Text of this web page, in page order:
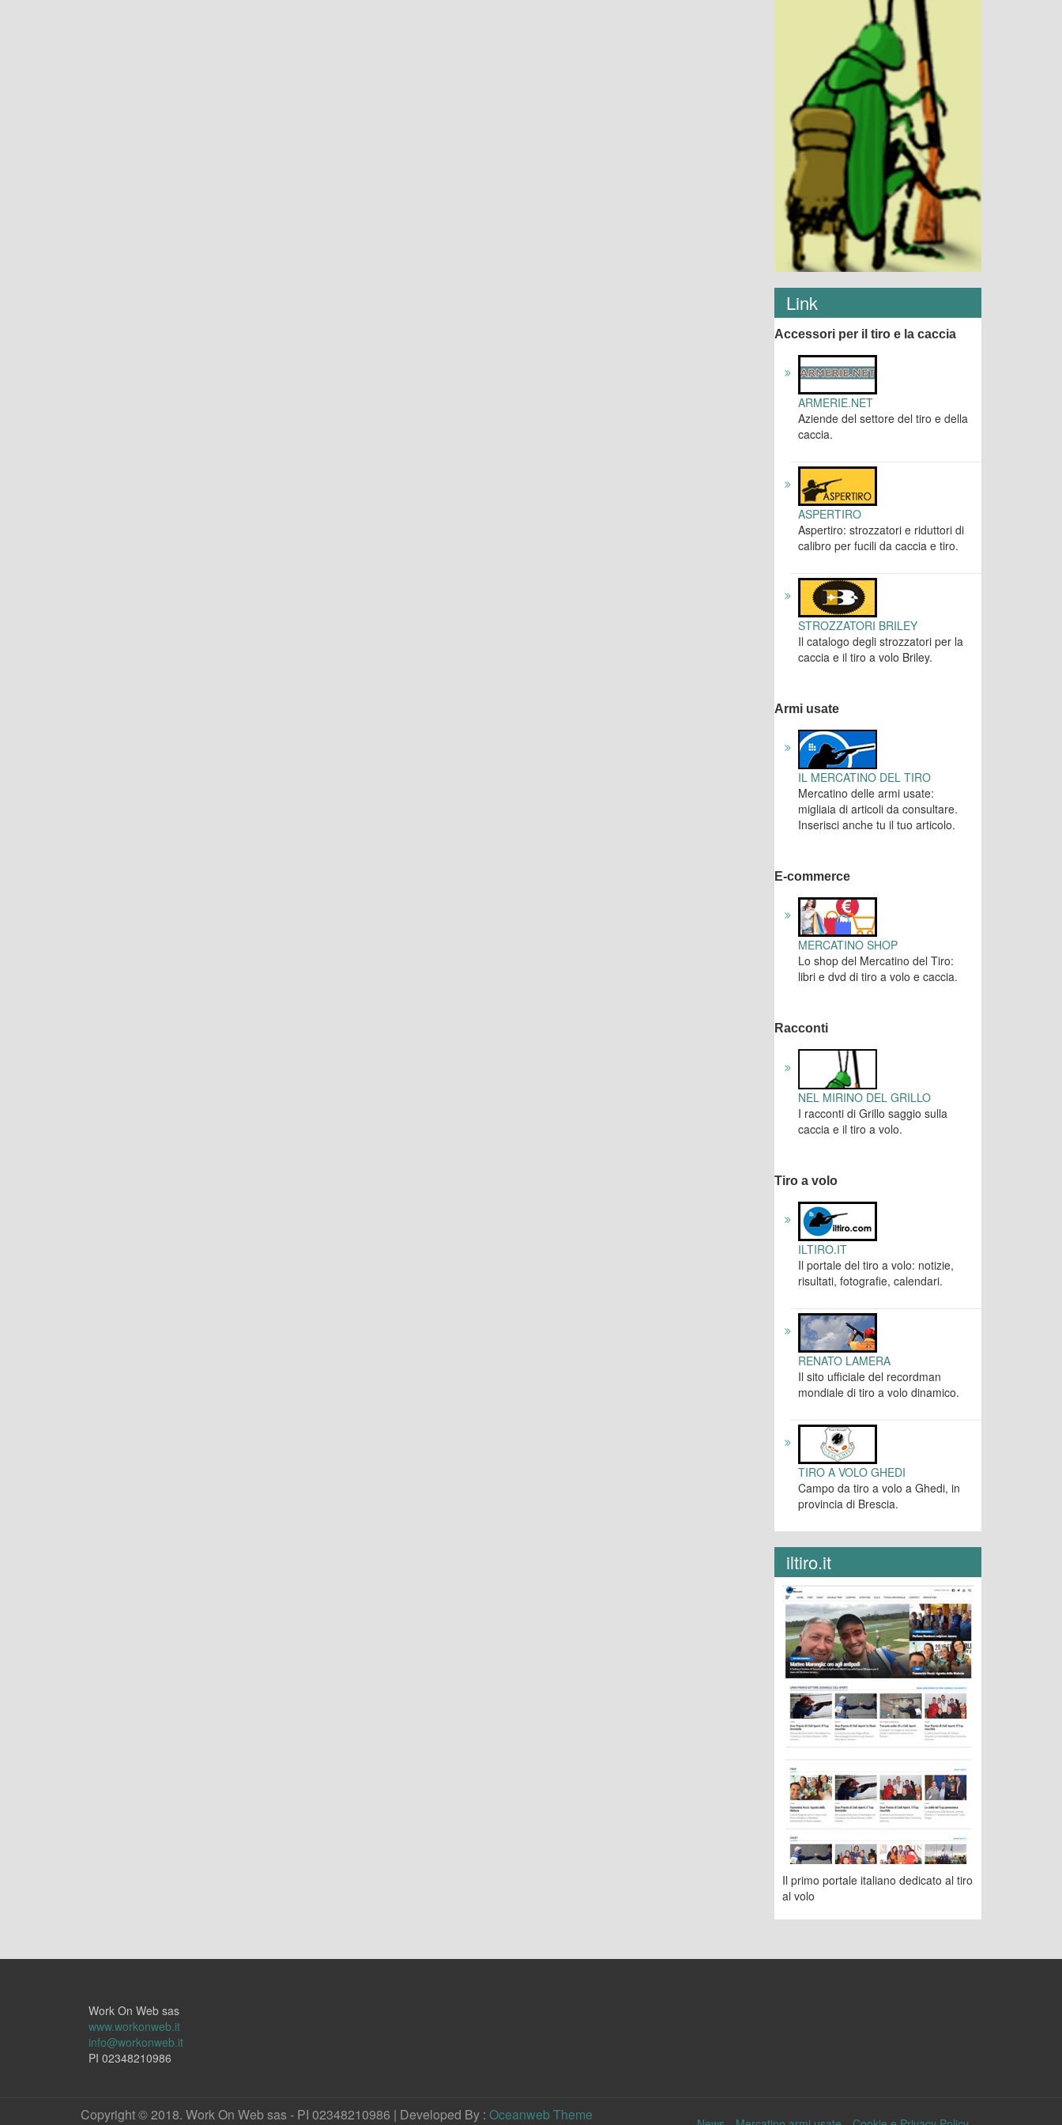
Link
Accessori per il tiro e la caccia
ARMERIE.NET
Aziende del settore del tiro e della
caccia.
ASPERTIRO
Aspertiro: strozzatori e riduttori di
calibro per fucili da caccia e tiro.
STROZZATORI BRILEY
Il catalogo degli strozzatori per la
caccia e il tiro a volo Briley.
Armi usate
IL MERCATINO DEL TIRO
Mercatino delle armi usate:
migliaia di articoli da consultare.
Inserisci anche tu il tuo articolo.
E-commerce
MERCATINO SHOP
Lo shop del Mercatino del Tiro:
libri e dvd di tiro a volo e caccia.
Racconti
NEL MIRINO DEL GRILLO
I racconti di Grillo saggio sulla
caccia e il tiro a volo.
Tiro a volo
ILTIRO.IT
Il portale del tiro a volo: notizie,
risultati, fotografie, calendari.
RENATO LAMERA
Il sito ufficiale del recordman
mondiale di tiro a volo dinamico.
TIRO A VOLO GHEDI
Campo da tiro a volo a Ghedi, in
provincia di Brescia.
iltiro.it
Il primo portale italiano dedicato al tiro
al volo
Work On Web sas
www.workonweb.it
info@workonweb.it
PI 02348210986
Copyright © 2018. Work On Web sas - PI 02348210986 | Developed By : Oceanweb Theme